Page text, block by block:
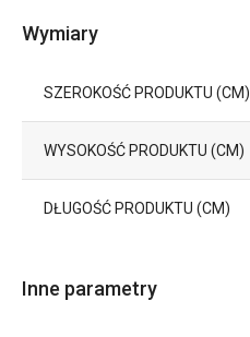
Wymiary
SZEROKOŚĆ PRODUKTU (CM)
WYSOKOŚĆ PRODUKTU (CM)
DŁUGOŚĆ PRODUKTU (CM)
Inne parametry